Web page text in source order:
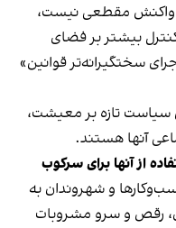
واکنش مقطعی نیست،
بیشتر بر فضای
سختگیرانه‌تر قوانین»
سیاست‌ تازه بر معیشت،
آنها هستند.
از آنها برای سرکوب
و شهروندان به
رقص و سرو مشروبات